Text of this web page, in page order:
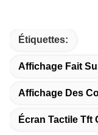
Étiquettes:
Affichage Fait
Affichage Des
Écran Tactile Tft